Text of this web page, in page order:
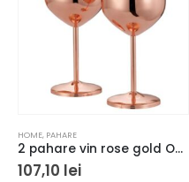
HOME, PAHARE
2 pahare vin rose gold Oak&Steel 500 ml
107,10 lei